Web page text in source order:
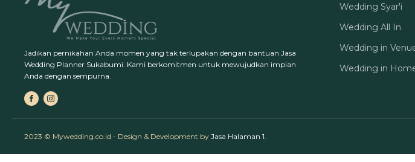
Jadikan pernikahan Anda momen yang tak terlupakan dengan bantuan Jasa
Wedding Planner Sukabumi. Kami berkomitmen untuk mewujudkan impian
Anda dengan sempurna.
Wedding Syar'i
Wedding All In
Wedding in
Wedding in
2023 © Mywedding.co.id - Design & Development by Jasa Halaman 1